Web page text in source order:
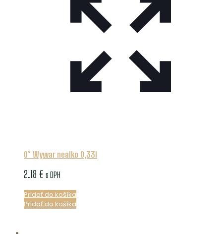
0° Wywar nealko 0,33l
2.18 € s DPH
Pridať do košíka
Pridať do košíka